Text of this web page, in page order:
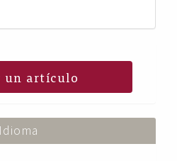
un artículo
Idioma